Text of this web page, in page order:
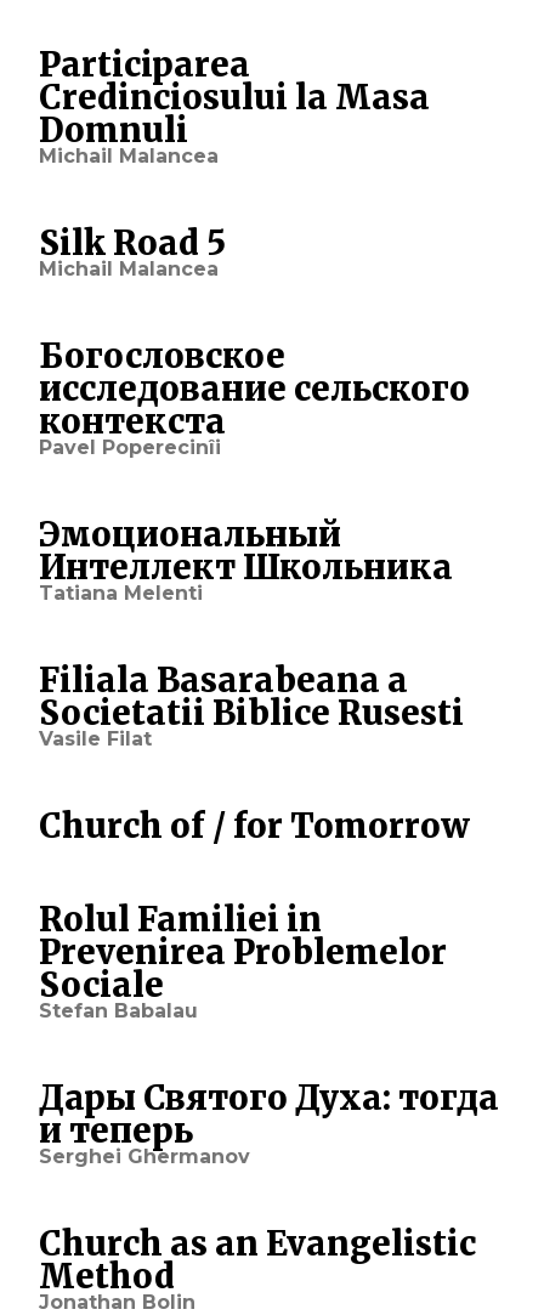
Participarea
Credinciosului la Masa
Domnuli
Michail Malancea
Silk Road 5
Michail Malancea
Богословское
исследование сельского
контекста
Pavel Poperecinîi
Эмоциональный
Интеллект Школьника
Tatiana Melenti
Filiala Basarabeana a
Societatii Biblice Rusesti
Vasile Filat
Church of / for Tomorrow
Rolul Familiei in
Prevenirea Problemelor
Sociale
Stefan Babalau
Дары Святого Духа: тогда
и теперь
Serghei Ghermanov
Church as an Evangelistic
Method
Jonathan Bolin